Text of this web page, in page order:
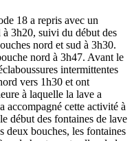
18 a repris avec un
3h20, suivi du début des
nord et sud à 3h30.
nord à 3h47. Avant le
intermittentes
vers 1h30 et ont
à laquelle la lave a
accompagné cette activité à
début des fontaines de lave
deux bouches, les fontaines